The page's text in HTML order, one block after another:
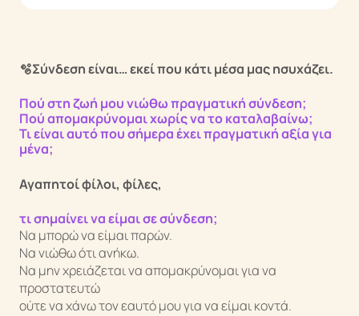
🫧Σύνδεση είναι… εκεί που κάτι μέσα μας ησυχάζει.
Πού στη ζωή μου νιώθω πραγματική σύνδεση;
Πού απομακρύνομαι χωρίς να το καταλαβαίνω;
Τι είναι αυτό που σήμερα έχει πραγματική αξία για
μένα;
Αγαπητοί φίλοι, φίλες,
τι σημαίνει να είμαι σε σύνδεση;
Να μπορώ να είμαι παρών.
Να νιώθω ότι ανήκω.
Να μην χρειάζεται να απομακρύνομαι για να
προστατευτώ
ούτε να χάνω τον εαυτό μου για να είμαι κοντά.